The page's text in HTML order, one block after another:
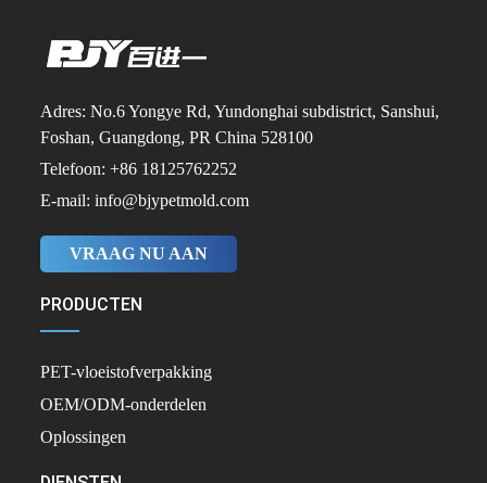
Adres: No.6 Yongye Rd, Yundonghai subdistrict, Sanshui,
Foshan, Guangdong, PR China 528100
Telefoon: +86 18125762252
E-mail: info@bjypetmold.com
VRAAG NU AAN
PRODUCTEN
PET-vloeistofverpakking
OEM/ODM-onderdelen
Oplossingen